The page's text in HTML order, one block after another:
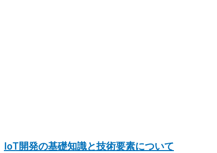
IoT開発の基礎知識と技術要素について